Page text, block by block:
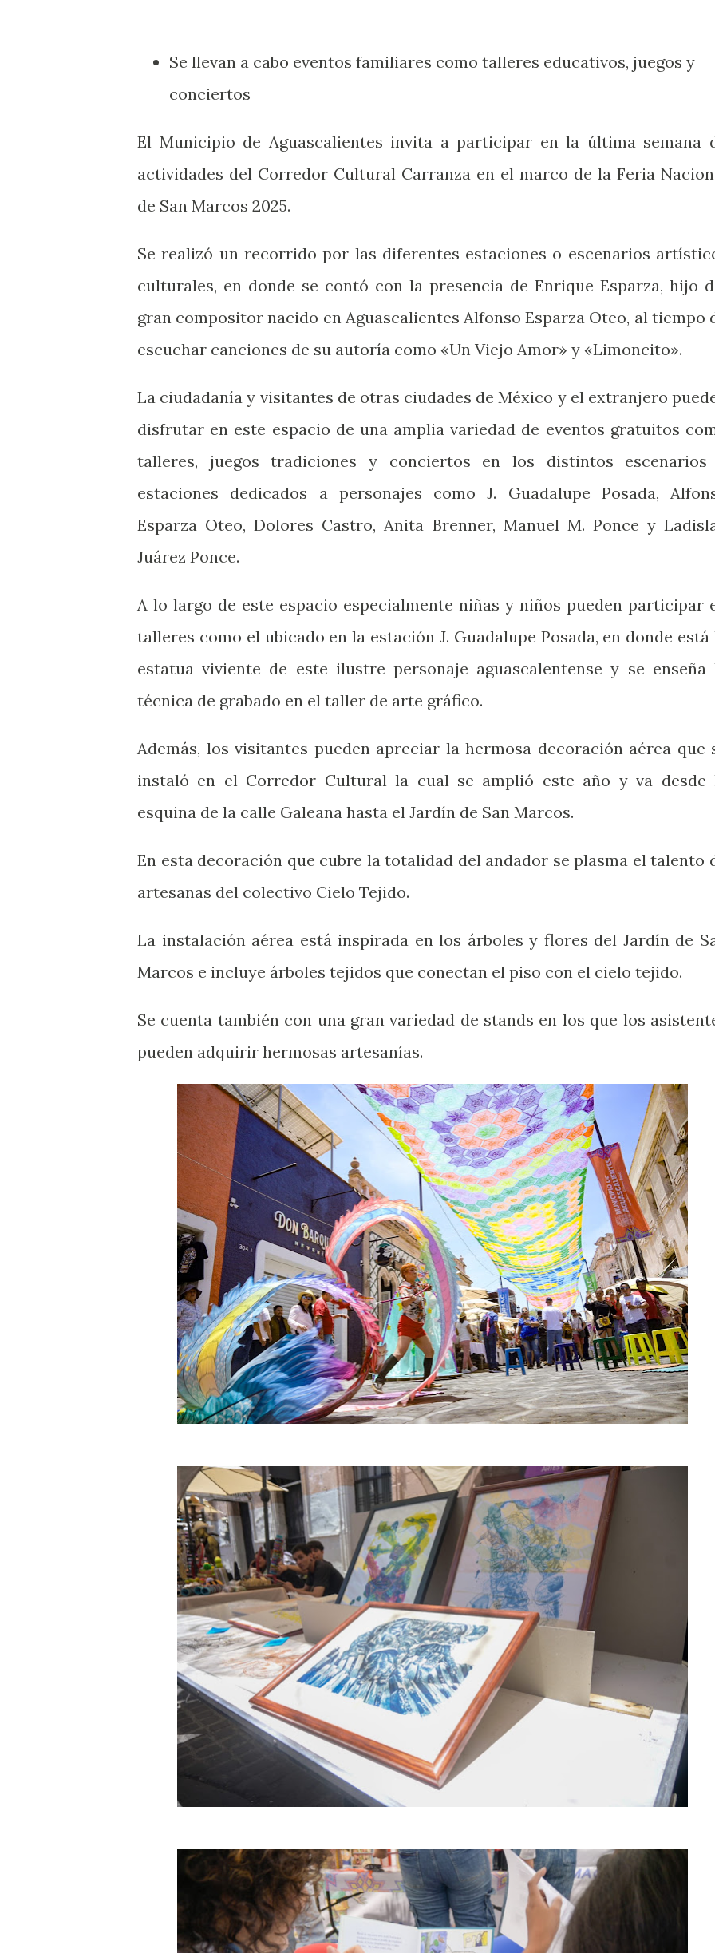
Se llevan a cabo eventos familiares como talleres educativos, juegos y
conciertos
El Municipio de Aguascalientes invita a participar en la última semana
actividades del Corredor Cultural Carranza en el marco de la Feria
de San Marcos 2025.
Se realizó un recorrido por las diferentes estaciones o escenarios
culturales, en donde se contó con la presencia de Enrique Esparza, hijo
gran compositor nacido en Aguascalientes Alfonso Esparza Oteo, al tiempo
escuchar canciones de su autoría como «Un Viejo Amor» y «Limoncito».
La ciudadanía y visitantes de otras ciudades de México y el extranjero
disfrutar en este espacio de una amplia variedad de eventos gratuitos
talleres, juegos tradiciones y conciertos en los distintos
estaciones dedicados a personajes como J. Guadalupe Posada,
Esparza Oteo, Dolores Castro, Anita Brenner, Manuel M. Ponce y
Juárez Ponce.
A lo largo de este espacio especialmente niñas y niños pueden participar
talleres como el ubicado en la estación J. Guadalupe Posada, en donde está
estatua viviente de este ilustre personaje aguascalentense y se enseña
técnica de grabado en el taller de arte gráfico.
Además, los visitantes pueden apreciar la hermosa decoración aérea que
instaló en el Corredor Cultural la cual se amplió este año y va desde
esquina de la calle Galeana hasta el Jardín de San Marcos.
En esta decoración que cubre la totalidad del andador se plasma el talento
artesanas del colectivo Cielo Tejido.
La instalación aérea está inspirada en los árboles y flores del Jardín de
Marcos e incluye árboles tejidos que conectan el piso con el cielo tejido.
Se cuenta también con una gran variedad de stands en los que los
pueden adquirir hermosas artesanías.